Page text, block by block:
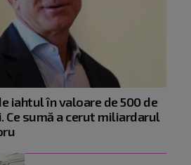
iahtul în valoare de 500 de
Ce sumă a cerut miliardarul